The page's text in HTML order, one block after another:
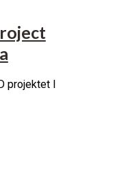
projektet I